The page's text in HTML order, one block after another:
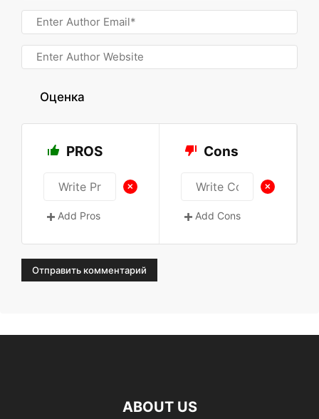
Оценка
PROS
+
Add Pros
Cons
+
Add Cons
ABOUT US